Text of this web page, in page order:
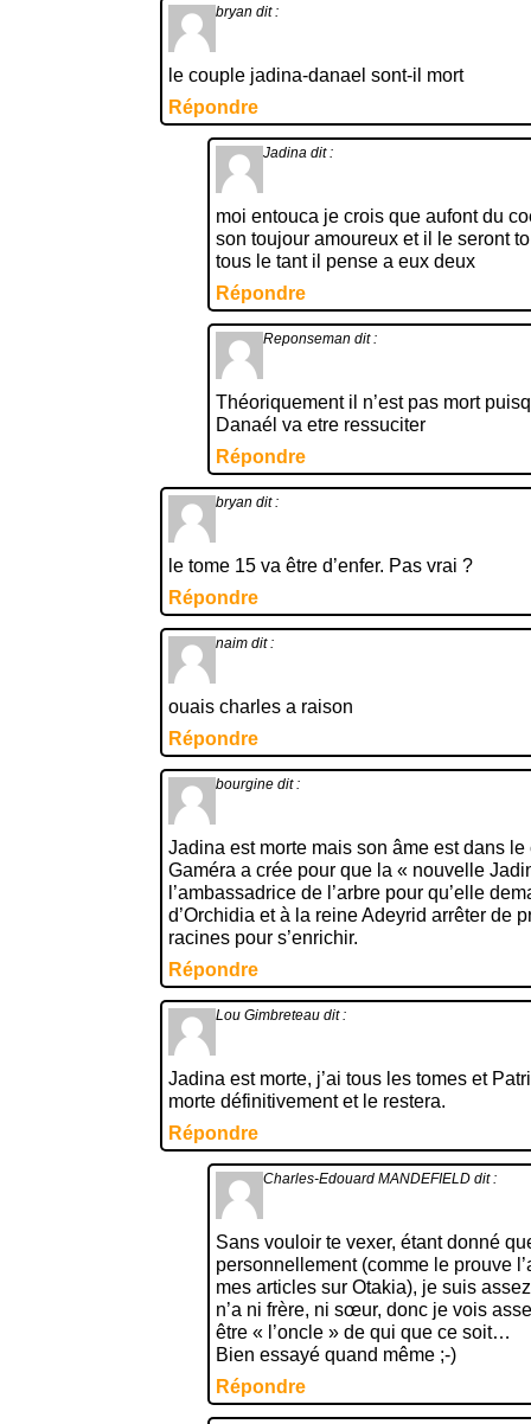
bryan dit :
le couple jadina-danael sont-il mort
Répondre
Jadina dit :
moi entouca je crois que aufont du
son toujour amoureux et il le seront
tous le tant il pense a eux deux
Répondre
Reponseman dit :
Théoriquement il n’est pas mort
Danaél va etre ressuciter
Répondre
bryan dit :
le tome 15 va être d’enfer. Pas vrai ?
Répondre
naim dit :
ouais charles a raison
Répondre
bourgine dit :
Jadina est morte mais son âme est dans le
Gaméra a crée pour que la « nouvelle
l’ambassadrice de l’arbre pour qu’elle
d’Orchidia et à la reine Adeyrid arrêter de
racines pour s’enrichir.
Répondre
Lou Gimbreteau dit :
Jadina est morte, j’ai tous les tomes et
morte définitivement et le restera.
Répondre
Charles-Edouard MANDEFIELD dit :
Sans vouloir te vexer, étant donné
personnellement (comme le prouve
mes articles sur Otakia), je suis
n’a ni frère, ni sœur, donc je vois
être « l’oncle » de qui que ce soit…
Bien essayé quand même ;-)
Répondre